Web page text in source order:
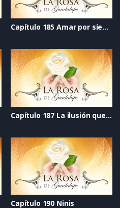
Capítulo 185 Amar por siempre_ Parte 1
Capítulo 187 La ilusión que vive al lado
Capítulo 190 Ninis